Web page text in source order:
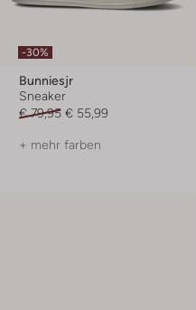
-30%
Bunniesjr
Sneaker
€ 79,95 € 55,99
+ mehr farben